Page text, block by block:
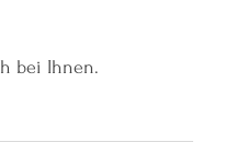
bei Ihnen.